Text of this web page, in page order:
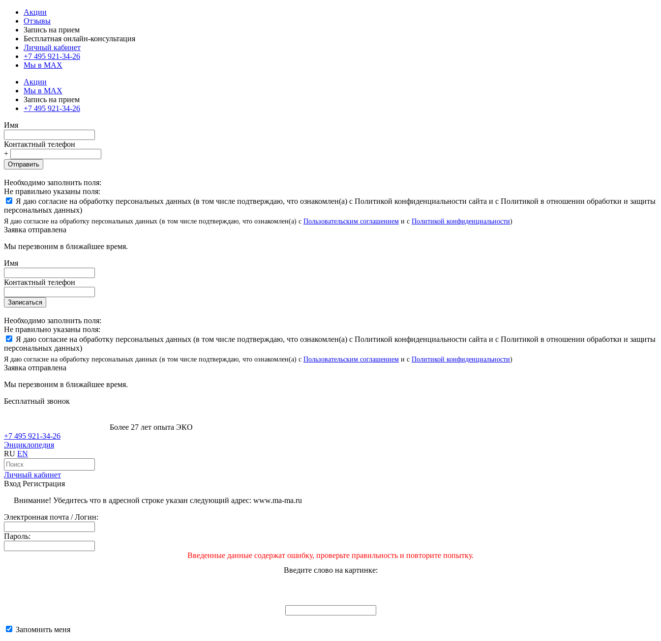
Акции
Отзывы
Запись на прием
Бесплатная онлайн-консультация
Личный кабинет
+7 495 921-34-26
Мы в MAX
Акции
Мы в MAX
Запись на прием
+7 495 921-34-26
Имя
Контактный телефон
+
Отправить
Необходимо заполнить поля:
Не правильно указаны поля:
Я даю согласие на обработку персональных данных (в том числе подтверждаю, что ознакомлен(а) с Политикой конфиденциальности сайта и с Политикой в отношении обработки и защиты
персональных данных)
Я даю согласие на обработку персональных данных (в том числе подтверждаю, что ознакомлен(а) с Пользовательским соглашением и с Политикой конфиденциальности)
Заявка отправлена
Мы перезвоним в ближайшее время.
Имя
Контактный телефон
Записаться
Необходимо заполнить поля:
Не правильно указаны поля:
Я даю согласие на обработку персональных данных (в том числе подтверждаю, что ознакомлен(а) с Политикой конфиденциальности сайта и с Политикой в отношении обработки и защиты
персональных данных)
Я даю согласие на обработку персональных данных (в том числе подтверждаю, что ознакомлен(а) с Пользовательским соглашением и с Политикой конфиденциальности)
Заявка отправлена
Мы перезвоним в ближайшее время.
Бесплатный звонок
Более 27 лет опыта ЭКО
+7 495 921-34-26
Энциклопедия
RU EN
Личный кабинет
Вход Регистрация
Внимание! Убедитесь что в адресной строке указан следующий адрес: www.ma-ma.ru
Электронная почта / Логин:
Пароль:
Введенные данные содержат ошибку, проверьте правильность и повторите попытку.
Введите слово на картинке:
Запомнить меня